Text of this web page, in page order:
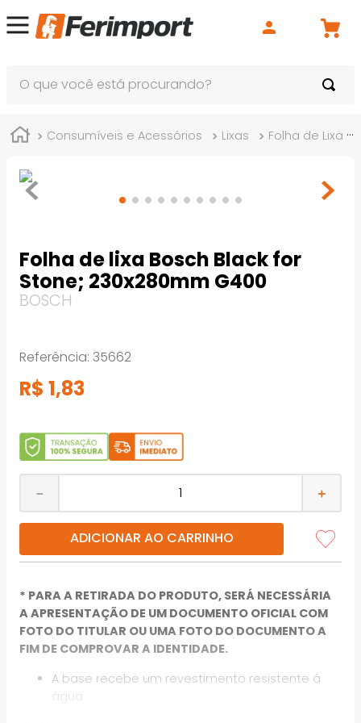
Consumíveis e Acessórios Lixas Folha de Lixa
Folha de lixa Bosch Black for
Stone; 230x280mm G400
BOSCH
Referência: 35662
R$ 1,83
＋
－
ADICIONAR AO CARRINHO
* PARA A RETIRADA DO PRODUTO, SERÁ NECESSÁRIA
A APRESENTAÇÃO DE UM DOCUMENTO OFICIAL COM
FOTO DO TITULAR OU UMA FOTO DO DOCUMENTO A
FIM DE COMPROVAR A IDENTIDADE.
A base recebe um revestimento resistente á
água